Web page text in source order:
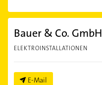
Bauer & Co. GmbH
ELEKTROINSTALLATIONEN
E-Mail